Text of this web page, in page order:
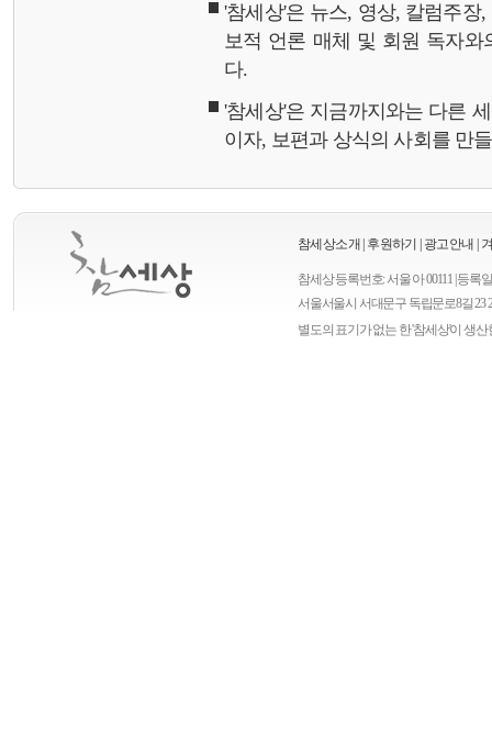
'참세상'은 뉴스, 영상, 칼럼주
보적 언론 매체 및 회원 독자와
다.
'참세상'은 지금까지와는 다른
이자, 보편과 상식의 사회를 만
참세상소개 후원하기 광고안내
참세상 등록번호: 서울 아 00111 | 등록
서울서울시 서대문구 독립문로8길 23
별도의 표기가 없는 한 '참세상'이 생